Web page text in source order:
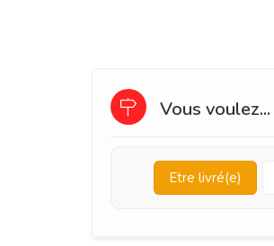
Vous voulez...
Etre livré(e)